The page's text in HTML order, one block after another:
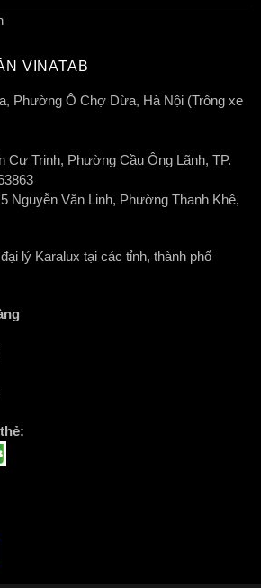
VINATAB
Phường Ô Chợ Dừa, Hà Nội (Trông xe
Cư Trinh, Phường Cầu Ông Lãnh, TP.
Nguyễn Văn Linh, Phường Thanh Khê,
lý Karalux tại các tỉnh, thành phố